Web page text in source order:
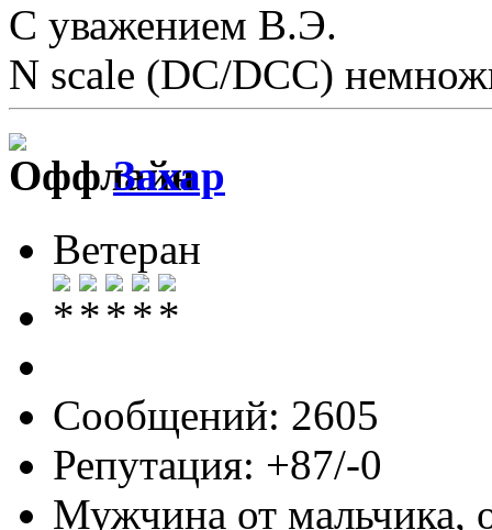
С уважением В.Э.
N scale (DC/DCC)
Захар
Ветеран
Сообщений: 2605
Репутация: +87/-0
Мужчина от мальчика,